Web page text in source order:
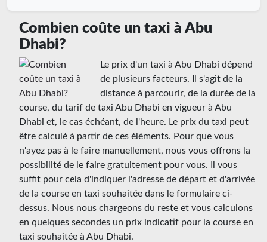
Combien coûte un taxi à Abu
Dhabi?
Le prix d'un taxi à Abu Dhabi dépend
de plusieurs facteurs. Il s'agit de la
distance à parcourir, de la durée de la
course, du tarif de taxi Abu Dhabi en vigueur à Abu
Dhabi et, le cas échéant, de l'heure. Le prix du taxi peut
être calculé à partir de ces éléments. Pour que vous
n'ayez pas à le faire manuellement, nous vous offrons la
possibilité de le faire gratuitement pour vous. Il vous
suffit pour cela d'indiquer l'adresse de départ et d'arrivée
de la course en taxi souhaitée dans le formulaire ci-
dessus. Nous nous chargeons du reste et vous calculons
en quelques secondes un prix indicatif pour la course en
taxi souhaitée à Abu Dhabi.